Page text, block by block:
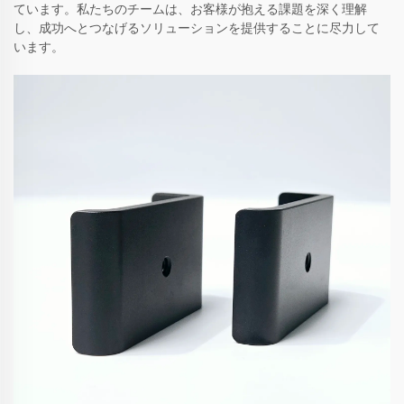
ています。私たちのチームは、お客様が抱える課題を深く理解
し、成功へとつなげるソリューションを提供することに尽力して
います。